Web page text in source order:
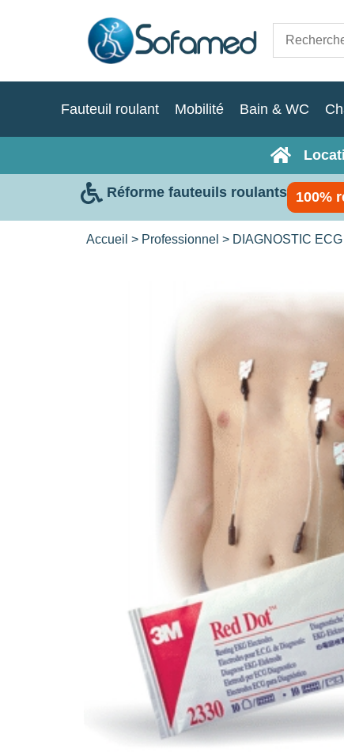
Fauteuil roulant Mobilité Bain & WC
Réforme fauteuils roulants 100%
Accueil > Professionnel > DIAGNOSTIC ECG